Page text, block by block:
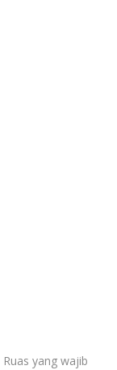
Ruas yang wajib